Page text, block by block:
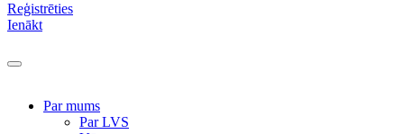
Reģistrēties
Ienākt
Par mums
Par LVS